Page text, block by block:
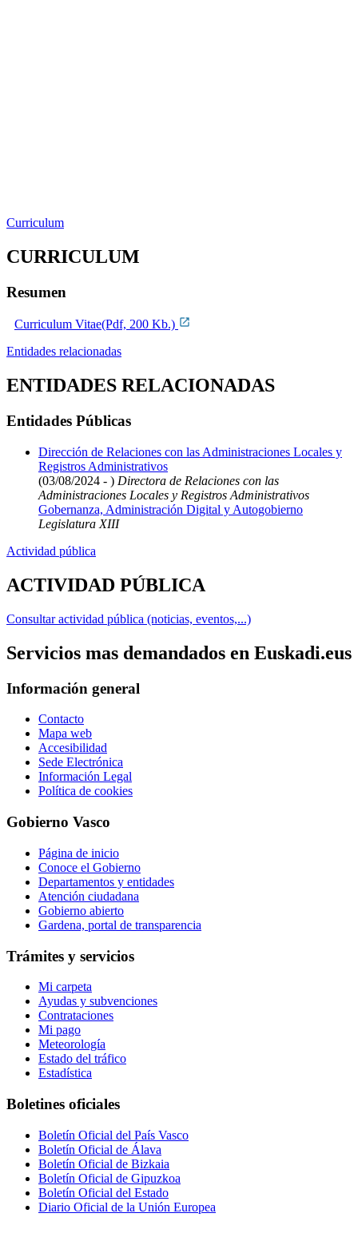
Curriculum
CURRICULUM
Resumen
Curriculum Vitae(Pdf, 200 Kb.)
Entidades relacionadas
ENTIDADES RELACIONADAS
Entidades Públicas
Dirección de Relaciones con las Administraciones Locales y
Registros Administrativos
(03/08/2024 - ) Directora de Relaciones con las
Administraciones Locales y Registros Administrativos
Gobernanza, Administración Digital y Autogobierno
Legislatura XIII
Actividad pública
ACTIVIDAD PÚBLICA
Consultar actividad pública (noticias, eventos,...)
Servicios mas demandados en Euskadi.eus
Información general
Contacto
Mapa web
Accesibilidad
Sede Electrónica
Información Legal
Política de cookies
Gobierno Vasco
Página de inicio
Conoce el Gobierno
Departamentos y entidades
Atención ciudadana
Gobierno abierto
Gardena, portal de transparencia
Trámites y servicios
Mi carpeta
Ayudas y subvenciones
Contrataciones
Mi pago
Meteorología
Estado del tráfico
Estadística
Boletines oficiales
Boletín Oficial del País Vasco
Boletín Oficial de Álava
Boletín Oficial de Bizkaia
Boletín Oficial de Gipuzkoa
Boletín Oficial del Estado
Diario Oficial de la Unión Europea